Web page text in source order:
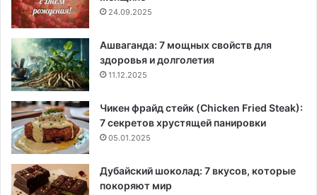
24.09.2025
Ашваганда: 7 мощных свойств для
здоровья и долголетия
11.12.2025
Чикен фрайд стейк (Chicken Fried Steak):
7 секретов хрустящей панировки
05.01.2025
Дубайский шоколад: 7 вкусов, которые
покоряют мир